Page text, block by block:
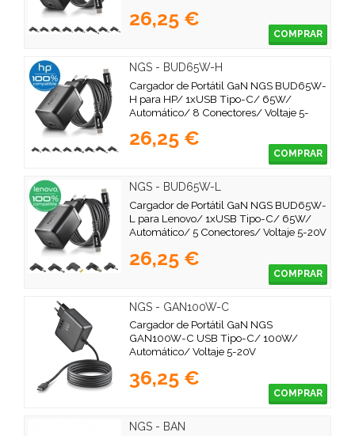
26,25 €
COMPRAR
NGS - BUD65W-H
Cargador de Portátil GaN NGS BUD65W-
H para HP/ 1xUSB Tipo-C/ 65W/
Automático/ 8 Conectores/ Voltaje 5-
26,25 €
COMPRAR
NGS - BUD65W-L
Cargador de Portátil GaN NGS BUD65W-
L para Lenovo/ 1xUSB Tipo-C/ 65W/
Automático/ 5 Conectores/ Voltaje 5-20V
26,25 €
COMPRAR
NGS - GAN100W-C
Cargador de Portátil GaN NGS
GAN100W-C USB Tipo-C/ 100W/
Automático/ Voltaje 5-20V
36,25 €
COMPRAR
NGS - BAN